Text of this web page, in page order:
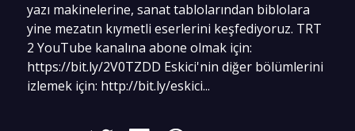
yazı makinelerine, sanat tablolarından biblolara
yine mezatın kıymetli eserlerini keşfediyoruz. TRT
2 YouTube kanalına abone olmak için:
https://bit.ly/2V0TZDD Eskici'nin diğer bölümlerini
izlemek için: http://bit.ly/eskici...